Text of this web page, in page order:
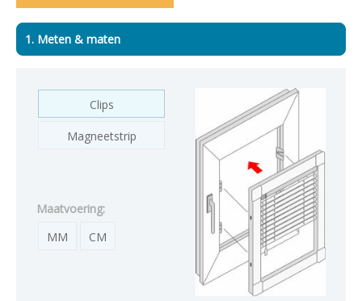
1. Meten & maten
Clips
Magneetstrip
Maatvoering:
MM
CM